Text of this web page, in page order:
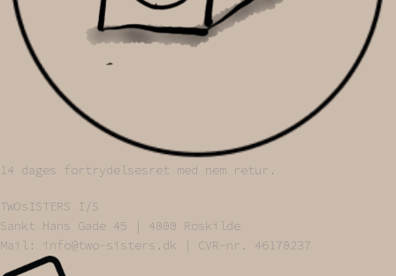
14 dages fortrydelsesret med nem retur.
TWOsISTERS I/S
Sankt Hans Gade 45 | 4000 Roskilde
Mail: info@two-sisters.dk | CVR-nr. 46170237